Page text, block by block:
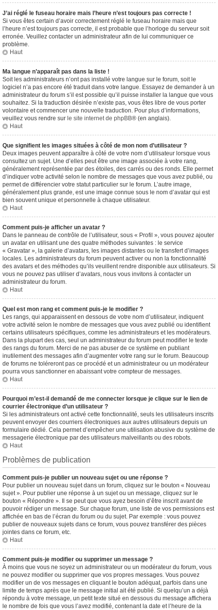
J’ai réglé le fuseau horaire mais l’heure n’est toujours pas correcte !
Si vous êtes certain d’avoir correctement réglé le fuseau horaire mais que
l’heure n’est toujours pas correcte, il est probable que l’horloge du serveur soit
erronée. Veuillez contacter un administrateur afin de lui communiquer ce
problème.
Haut
Ma langue n’apparaît pas dans la liste !
Soit les administrateurs n’ont pas installé votre langue sur le forum, soit le
logiciel n’a pas encore été traduit dans votre langue. Essayez de demander à un
administrateur du forum s’il est possible qu’il puisse installer la langue que vous
souhaitez. Si la traduction désirée n’existe pas, vous êtes libre de vous porter
volontaire et commencer une nouvelle traduction. Pour plus d’informations,
veuillez vous rendre sur le site internet de phpBB® (en anglais).
Haut
Que signifient les images situées à côté de mon nom d’utilisateur ?
Deux images peuvent apparaître à côté de votre nom d’utilisateur lorsque vous
consultez un sujet. Une d’elles peut être une image associée à votre rang,
généralement représentée par des étoiles, des carrés ou des ronds. Elle permet
d’indiquer votre activité selon le nombre de messages que vous avez publié, ou
permet de différencier votre statut particulier sur le forum. L’autre image,
généralement plus grande, est une image connue sous le nom d’avatar qui est
bien souvent unique et personnelle à chaque utilisateur.
Haut
Comment puis-je afficher un avatar ?
Dans le panneau de contrôle de l’utilisateur, sous « Profil », vous pouvez ajouter
un avatar en utilisant une des quatre méthodes suivantes : le service
« Gravatar », la galerie d’avatars, les images distantes ou le transfert d’images
locales. Les administrateurs du forum peuvent activer ou non la fonctionnalité
des avatars et des méthodes qu’ils veuillent rendre disponible aux utilisateurs. Si
vous ne pouvez pas utiliser d’avatars, nous vous invitons à contacter un
administrateur du forum.
Haut
Quel est mon rang et comment puis-je le modifier ?
Les rangs, qui apparaissent en dessous de votre nom d’utilisateur, indiquent
votre activité selon le nombre de messages que vous avez publié ou identifient
certains utilisateurs spécifiques, comme les administrateurs et les modérateurs.
Dans la plupart des cas, seul un administrateur du forum peut modifier le texte
des rangs du forum. Merci de ne pas abuser de ce système en publiant
inutilement des messages afin d’augmenter votre rang sur le forum. Beaucoup
de forums ne toléreront pas ce procédé et un administrateur ou un modérateur
pourra vous sanctionner en abaissant votre compteur de messages.
Haut
Pourquoi m’est-il demandé de me connecter lorsque je clique sur le lien de
courrier électronique d’un utilisateur ?
Si les administrateurs ont activé cette fonctionnalité, seuls les utilisateurs inscrits
peuvent envoyer des courriers électroniques aux autres utilisateurs depuis un
formulaire dédié. Cela permet d’empêcher une utilisation abusive du système de
messagerie électronique par des utilisateurs malveillants ou des robots.
Haut
Problèmes de publication
Comment puis-je publier un nouveau sujet ou une réponse ?
Pour publier un nouveau sujet dans un forum, cliquez sur le bouton « Nouveau
sujet ». Pour publier une réponse à un sujet ou un message, cliquez sur le
bouton « Répondre ». Il se peut que vous ayez besoin d’être inscrit avant de
pouvoir rédiger un message. Sur chaque forum, une liste de vos permissions est
affichée en bas de l’écran du forum ou du sujet. Par exemple : vous pouvez
publier de nouveaux sujets dans ce forum, vous pouvez transférer des pièces
jointes dans ce forum, etc.
Haut
Comment puis-je modifier ou supprimer un message ?
À moins que vous ne soyez un administrateur ou un modérateur du forum, vous
ne pouvez modifier ou supprimer que vos propres messages. Vous pouvez
modifier un de vos messages en cliquant le bouton adéquat, parfois dans une
limite de temps après que le message initial ait été publié. Si quelqu’un a déjà
répondu à votre message, un petit texte situé en dessous du message affichera
le nombre de fois que vous l’avez modifié, contenant la date et l’heure de la